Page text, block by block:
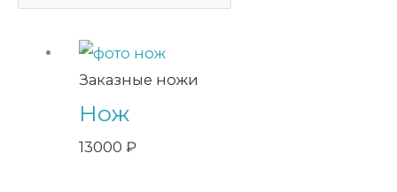
Заказные ножи
Нож
13000₽